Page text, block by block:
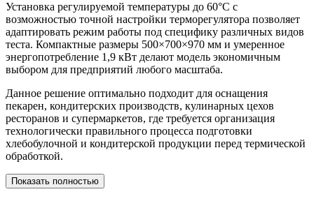
Установка регулируемой температуры до 60°C с
возможностью точной настройки терморегулятора позволяет
адаптировать режим работы под специфику различных видов
теста. Компактные размеры 500×700×970 мм и умеренное
энергопотребление 1,9 кВт делают модель экономичным
выбором для предприятий любого масштаба.
Данное решение оптимально подходит для оснащения
пекарен, кондитерских производств, кулинарных цехов
ресторанов и супермаркетов, где требуется организация
технологически правильного процесса подготовки
хлебобулочной и кондитерской продукции перед термической
обработкой.
Показать полностью